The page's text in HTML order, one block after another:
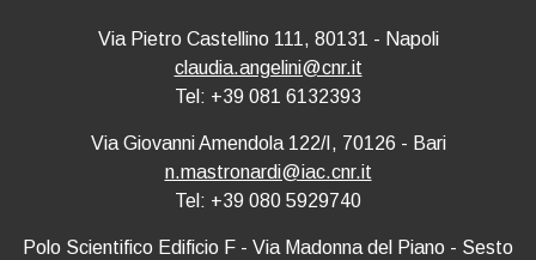
Via Pietro Castellino 111, 80131 - Napoli
claudia.angelini@cnr.it
Tel: +39 081 6132393
Via Giovanni Amendola 122/I, 70126 - Bari
n.mastronardi@iac.cnr.it
Tel: +39 080 5929740
Polo Scientifico Edificio F - Via Madonna del Piano - Sesto